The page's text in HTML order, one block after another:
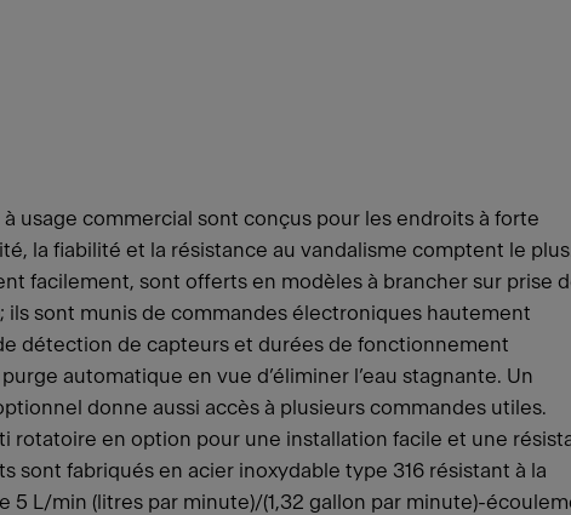
usage commercial sont conçus pour les endroits à forte
la fiabilité et la résistance au vandalisme comptent le
facilement, sont offerts en modèles à brancher sur prise
ils sont munis de commandes électroniques hautement
détection de capteurs et durées de fonctionnement
automatique en vue d’éliminer l’eau stagnante. Un
donne aussi accès à plusieurs commandes utiles.
rotatoire en option pour une installation facile et une
sont fabriqués en acier inoxydable type 316 résistant à la
5 L/min (litres par minute)/(1,32 gallon par minute)-